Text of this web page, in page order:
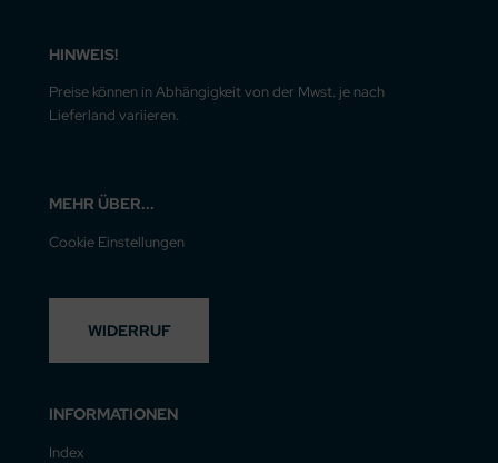
HINWEIS!
Preise können in Abhängigkeit von der Mwst. je nach
Lieferland variieren.
MEHR ÜBER...
Cookie Einstellungen
WIDERRUF
INFORMATIONEN
Index